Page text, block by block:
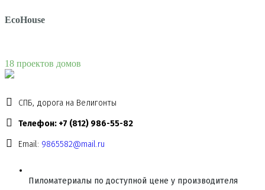
EcoHouse
18 проектов домов
СПБ, дорога на Велигонты
Телефон: +7 (812) 986-55-82
Email: 9865582@mail.ru
Пиломатериалы по доступной цене у производителя